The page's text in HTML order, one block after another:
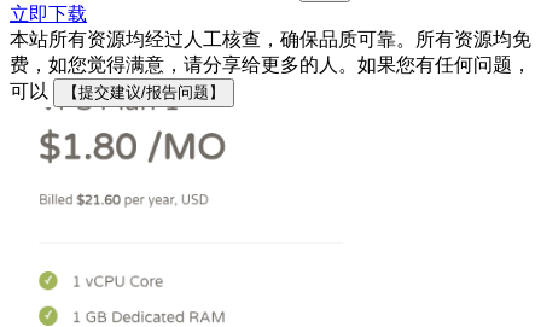
立即下载
本站所有资源均经过人工核查，确保品质可靠。所有资源均免
费，如您觉得满意，请分享给更多的人。如果您有任何问题，
可以
【提交建议/报告问题】